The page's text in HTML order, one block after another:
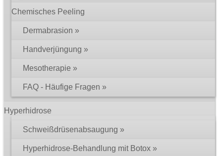
Chemisches Peeling
Dermabrasion
Handverjüngung
Mesotherapie
FAQ - Häufige Fragen
Hyperhidrose
Schweißdrüsenabsaugung
Hyperhidrose-Behandlung mit Botox